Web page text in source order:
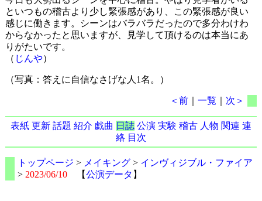
といつもの稽古より少し緊張感があり、この緊張感が良い
感じに働きます。シーンはバラバラだったので多分わけわ
からなかったと思いますが、見学して頂けるのは本当にあ
りがたいです。
（ じんや）
（写真：答えに自信なさげな人1名。）
＜前 ｜一覧 次＞
表紙 更新 話題 紹介 戯曲 日誌 公演 実験 稽古 人物 関連 連
絡 目次
トップページ > メイキング> インヴィジブル・ファイア
> 2023/06/10【公演データ 】